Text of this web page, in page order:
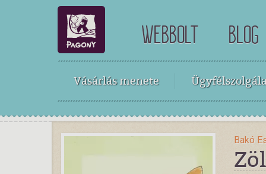
WEBBOLT BLOG
Vásárlás menete
Bakó